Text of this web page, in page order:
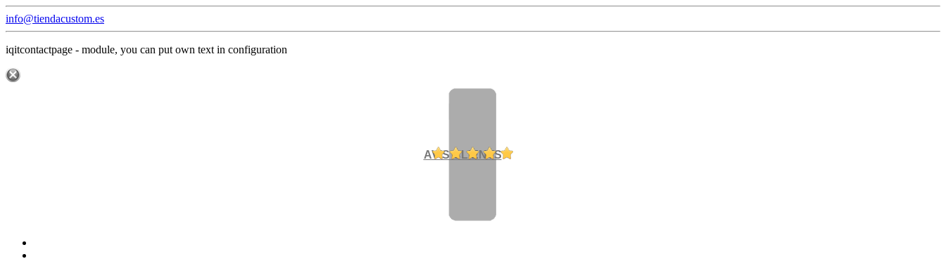
info@tiendacustom.es
iqitcontactpage - module, you can put own text in configuration
AVIS CLIENTS